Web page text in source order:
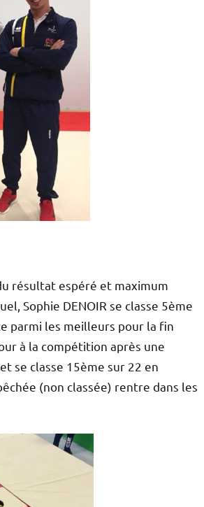
résultat espéré et maximum
Sophie DENOIR se classe 5ème
parmi les meilleurs pour la fin
à la compétition après une
se classe 15ème sur 22 en
(non classée) rentre dans les